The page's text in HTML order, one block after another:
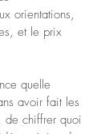
orientations,
et le prix
quelle
avoir fait les
de chiffrer quoi